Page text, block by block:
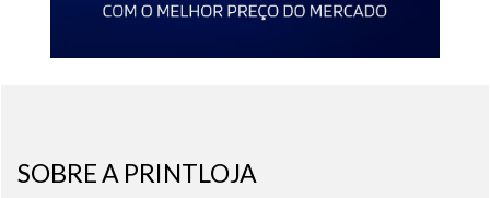
SOBRE A PRINTLOJA